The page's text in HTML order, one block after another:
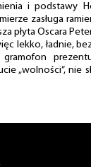
i podstawy
zasługa
płyta Oscara
lekko, ładnie,
„wolności”, nie